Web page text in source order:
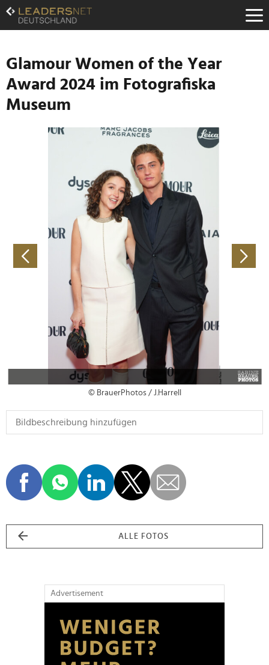
Zum
Inhalt
Zur
Navigation
Zur
Hauptnavigation
Glamour Women of the Year
Award 2024 im Fotografiska
Museum
© BrauerPhotos / J.Harrell
ALLE FOTOS
Advertisement